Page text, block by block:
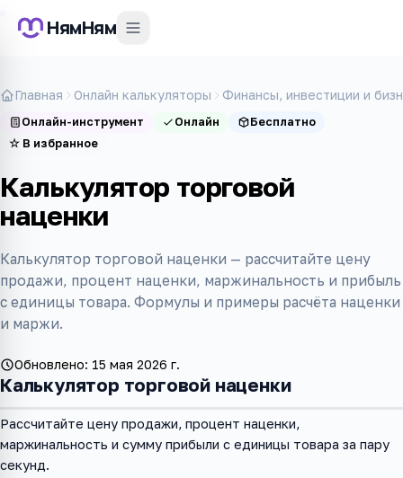
НямНям
Главная Онлайн калькуляторы Финансы, инвестиции и
Онлайн-инструмент Онлайн
Бесплатно
☆ В избранное
Калькулятор торговой
наценки
Калькулятор торговой наценки — рассчитайте цену
продажи, процент наценки, маржинальность и прибыль
с единицы товара. Формулы и примеры расчёта наценки
и маржи.
Обновлено: 15 мая 2026 г.
Калькулятор торговой наценки
Рассчитайте цену продажи, процент наценки,
маржинальность и сумму прибыли с единицы товара за пару
секунд.